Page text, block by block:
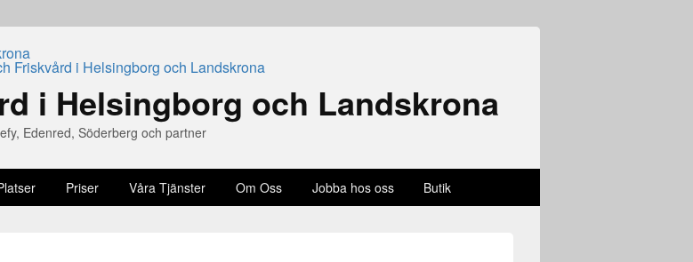
i Helsingborg och Landskrona
Edenred, Söderberg och partner
Priser Våra Tjänster Om Oss Jobba hos oss Butik